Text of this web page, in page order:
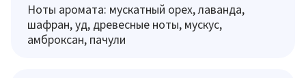
Ноты аромата: мускатный орех, лаванда,
шафран, уд, древесные ноты, мускус,
амброксан, пачули